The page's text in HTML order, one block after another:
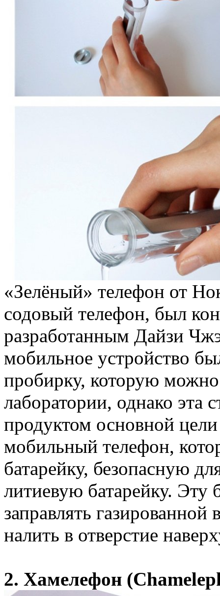
«Зелёный» телефон от
содовый телефон, был
разработанным Дайзи
мобильное устройство
пробирку, которую
лаборатории, однако
продуктом основной
мобильный телефон,
батарейку, безопасную
литиевую батарейку.
заправлять
налить в отверстие
2. Хамелефон